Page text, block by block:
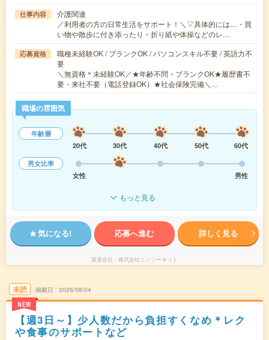
仕事内容
介護関連
／利用者の方の日常生活をサポート！＼▽具体的には…・買
い物や散歩に付き添ったり・折り紙や体操などのレ…
応募資格
職種未経験OK / ブランクOK / パソコンスキル不要 / 英語力不
要
＼無資格＊未経験OK／★年齢不問・ブランクOK★履歴書不
要・来社不要（電話登録OK）★社会保険完備＼…
職場の雰囲気
年齢層
20代
30代 40代 50代
60代
男女比率
女性
男性
もっと見る
気になる! 応募へ進む 詳しく見る
派遣会社 株式会社ニッソーネット
未読
NEW
掲載日 2026/08/04
【週3日～】少人数だから負担すくなめ＊レク
や食事のサポートなど